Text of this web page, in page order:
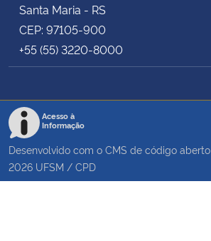
Gabinete de Segurança Institucional
Advocacia-Geral da União
Banco Central do Brasil
Santa Maria - RS
CEP: 97105-900
+55 (55) 3220-8000
Acesso à
Informação
Desenvolvido com o CMS de código aberto
2026 UFSM / CPD